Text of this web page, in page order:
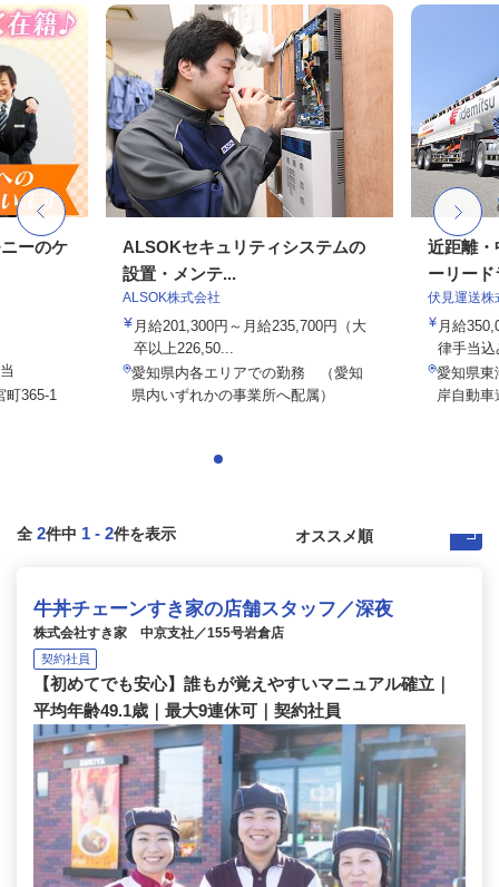
ーのケ
町365-1
ALSOKセキュリティシステムの
設置・メンテ...
ALSOK株式会社
月給201,300円～月給235,700円（大
卒以上226,50...
愛知県内各エリアでの勤務 （愛知
県内いずれかの事業所へ配属）
近距離・
ーリー
伏見運送株
月給
律手当
愛知県東
岸自動
全 2件中 1 - 2件を表示
牛丼チェーンすき家の店舗スタッフ／深夜
株式会社すき家 中京支社／155号岩倉店
契約社員
【初めてでも安心】誰もが覚えやすいマニュアル確立｜
平均年齢49.1歳｜最大9連休可｜契約社員